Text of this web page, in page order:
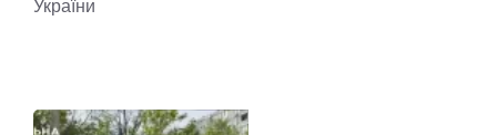
України